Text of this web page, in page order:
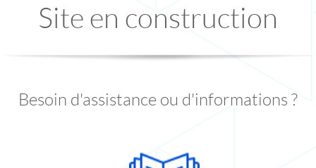
Site en construction
Besoin d'assistance ou d'informations ?